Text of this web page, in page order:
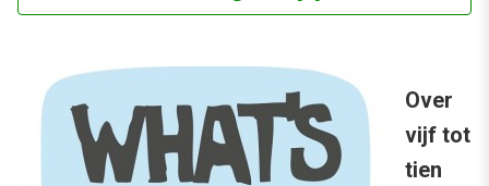
Over
vijf tot
tien